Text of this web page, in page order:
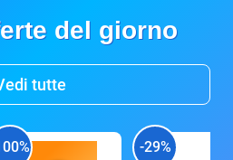
del giorno
tutte
-29%